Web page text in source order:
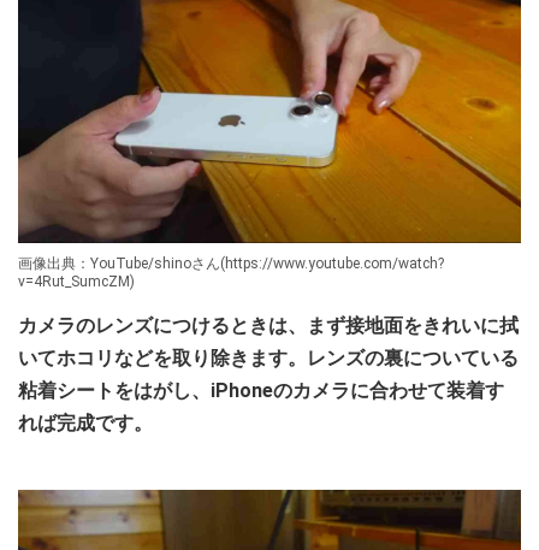
画像出典：YouTube/shinoさん(https://www.youtube.com/watch?
v=4Rut_SumcZM)
カメラのレンズにつけるときは、まず接地面をきれいに拭
いてホコリなどを取り除きます。レンズの裏についている
粘着シートをはがし、iPhoneのカメラに合わせて装着す
れば完成です。